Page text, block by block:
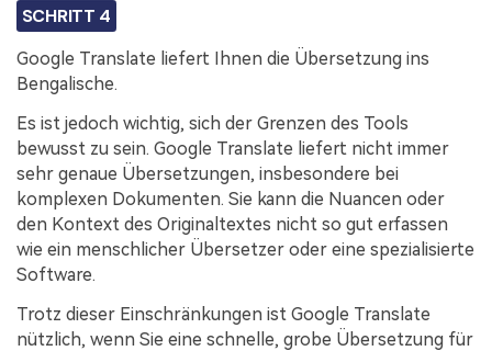
SCHRITT 4
Google Translate liefert Ihnen die Übersetzung ins
Bengalische.
Es ist jedoch wichtig, sich der Grenzen des Tools
bewusst zu sein. Google Translate liefert nicht immer
sehr genaue Übersetzungen, insbesondere bei
komplexen Dokumenten. Sie kann die Nuancen oder
den Kontext des Originaltextes nicht so gut erfassen
wie ein menschlicher Übersetzer oder eine spezialisierte
Software.
Trotz dieser Einschränkungen ist Google Translate
nützlich, wenn Sie eine schnelle, grobe Übersetzung für